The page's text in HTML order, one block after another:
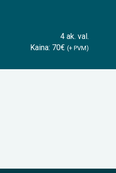
4 ak. val.
Kaina: 70€ (+ PVM)